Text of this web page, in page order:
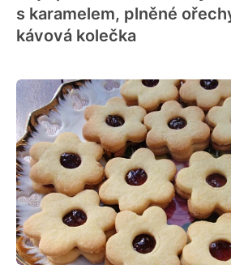
s karamelem, plněné
kávová kolečka